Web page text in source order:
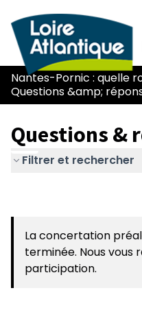
Nantes-Pornic : quelle
Questions &amp;
Questions &
Filtrer et rechercher
La concertation
terminée. Nous vous
participation.